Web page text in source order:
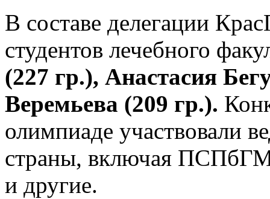
В составе делегации
студентов лечебного
(227 гр.), Анастасия
Веремьева (209 гр.).
олимпиаде участвовали
страны, включая
и другие.